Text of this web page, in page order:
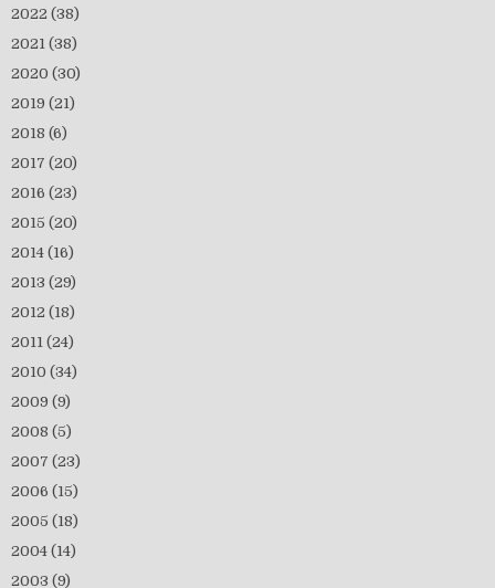
2022 (38)
2021 (38)
2020 (30)
2019 (21)
2018 (6)
2017 (20)
2016 (23)
2015 (20)
2014 (16)
2013 (29)
2012 (18)
2011 (24)
2010 (34)
2009 (9)
2008 (5)
2007 (23)
2006 (15)
2005 (18)
2004 (14)
2003 (9)